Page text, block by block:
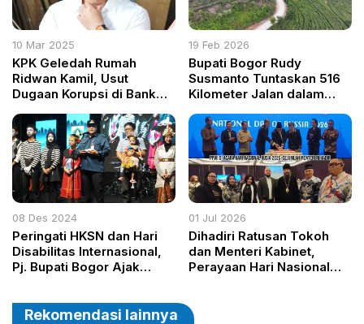
10 Mar 2025
KPK Geledah Rumah
Ridwan Kamil, Usut
Dugaan Korupsi di Bank
19 Feb 2026
Bupati Bogor Rudy
Susmanto Tuntaskan 516
Kilometer Jalan dalam
Daerah Kian Kokoh
08 Des 2024
Peringati HKSN dan Hari
Disabilitas Internasional,
Pj. Bupati Bogor Ajak
01 Jul 2026
Dihadiri Ratusan Tokoh
dan Menteri Kabinet,
Perayaan Hari Nasional
Rekomendasi lainnya